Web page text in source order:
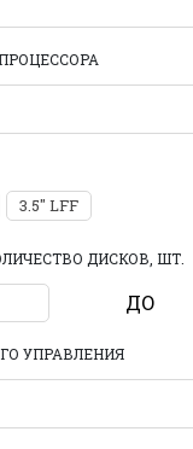
3.5" LFF
ДИСКОВ, ШТ.
ДО
УПРАВЛЕНИЯ